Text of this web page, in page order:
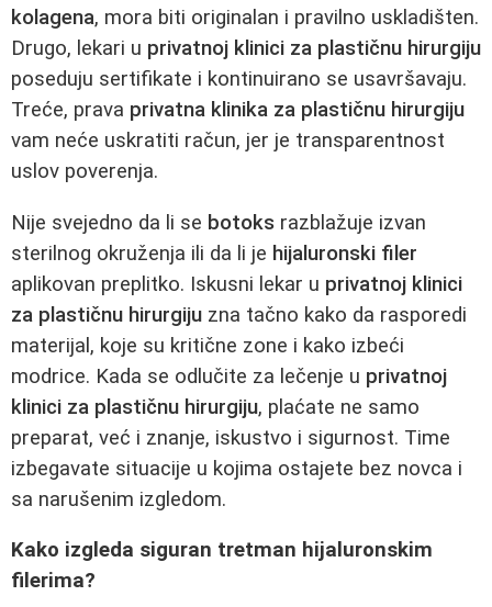
kolagena, mora biti originalan i pravilno uskladišten.
Drugo, lekari u privatnoj klinici za plastičnu hirurgiju
poseduju sertifikate i kontinuirano se usavršavaju.
Treće, prava privatna klinika za plastičnu hirurgiju
vam neće uskratiti račun, jer je transparentnost
uslov poverenja.
Nije svejedno da li se botoks razblažuje izvan
sterilnog okruženja ili da li je hijaluronski filer
aplikovan preplitko. Iskusni lekar u privatnoj klinici
za plastičnu hirurgiju zna tačno kako da rasporedi
materijal, koje su kritične zone i kako izbeći
modrice. Kada se odlučite za lečenje u privatnoj
klinici za plastičnu hirurgiju, plaćate ne samo
preparat, već i znanje, iskustvo i sigurnost. Time
izbegavate situacije u kojima ostajete bez novca i
sa narušenim izgledom.
Kako izgleda siguran tretman hijaluronskim
filerima?